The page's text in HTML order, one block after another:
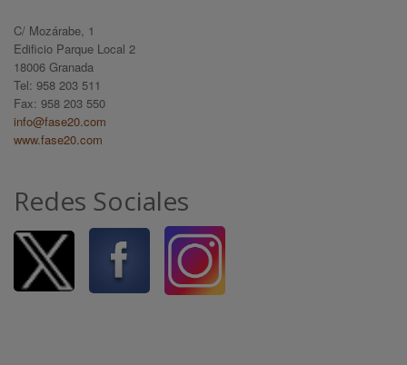
C/ Mozárabe, 1
Edificio Parque Local 2
18006 Granada
Tel: 958 203 511
Fax: 958 203 550
info@fase20.com
www.fase20.com
Redes Sociales